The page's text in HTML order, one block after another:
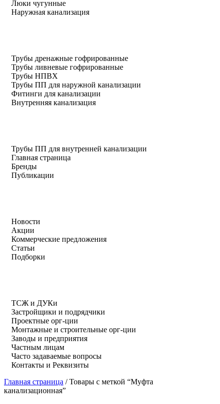
Люки чугунные
Наружная канализация
Трубы дренажные гофрированные
Трубы ливневые гофрированные
Трубы НПВХ
Трубы ПП для наружной канализации
Фитинги для канализации
Внутренняя канализация
Трубы ПП для внутренней канализации
Главная страница
Бренды
Публикации
Новости
Акции
Коммерческие предложения
Статьи
Подборки
ТСЖ и ДУКи
Застройщики и подрядчики
Проектные орг-ции
Монтажные и строительные орг-ции
Заводы и предприятия
Частным лицам
Часто задаваемые вопросы
Контакты и Реквизиты
Главная страница /Товары с меткой “Муфта
канализационная”